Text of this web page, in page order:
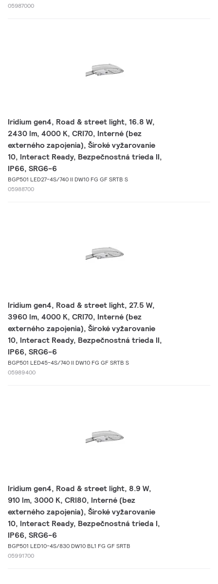
05987000
Iridium gen4, Road & street light, 16.8 W,
2430 lm, 4000 K, CRI70, Interné (bez
externého zapojenia), Široké vyžarovanie
10, Interact Ready, Bezpečnostná trieda II,
IP66, SRG6-6
BGP501 LED27-4S/740 II DW10 FG GF SRTB S
05988700
Iridium gen4, Road & street light, 27.5 W,
3960 lm, 4000 K, CRI70, Interné (bez
externého zapojenia), Široké vyžarovanie
10, Interact Ready, Bezpečnostná trieda II,
IP66, SRG6-6
BGP501 LED45-4S/740 II DW10 FG GF SRTB S
05989400
Iridium gen4, Road & street light, 8.9 W,
910 lm, 3000 K, CRI80, Interné (bez
externého zapojenia), Široké vyžarovanie
10, Interact Ready, Bezpečnostná trieda I,
IP66, SRG6-6
BGP501 LED10-4S/830 DW10 BL1 FG GF SRTB
05991700